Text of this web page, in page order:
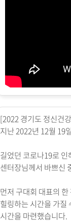
[2022 경기도 정신건
지난2022년 12월 19일
길었던 코로나19로 인
센터장님께서 바쁘신
먼저 구대회 대표의
힐링하는 시간을 가질
시간을 마련했습니다.